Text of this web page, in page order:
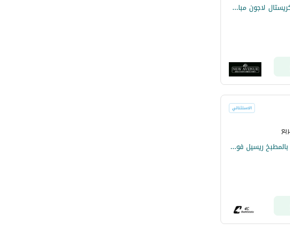
شالية استلام فوري بموقع متميزيطل على كريستال لاجون مباشرفي فوكا باى راس الحكمة شركة تطوير مصر- Fouka bay
باقل سعر للبيع شاليه 3 غرف تشطيب كامل بالمطبخ ريسيل فوري في فوكا باي الساحل الشمالي بتقسيمه خاصه جاهز للمعاينه و السكن